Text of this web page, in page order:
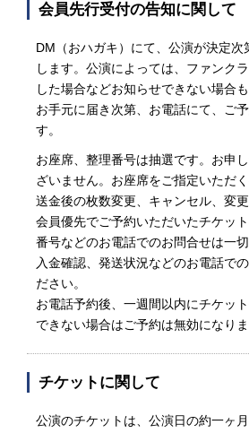
会員先行受付の告知に関して
DM（おハガキ）にて、公演が決定次
します。公演によっては、ファンク
した場合などお知らせできない場合
お手元に届き次第、お電話にて、ご
す。
お座席、整理番号は抽選です。お申
ざいません。お座席をご指定いただく
送金後の枚数変更、キャンセル、変
会員優先でご予約いただいたチケッ
番号などのお電話でのお問合せは一
入金確認、発送状況などのお電話で
ださい。
お電話予約後、一週間以内にチケッ
できない場合はご予約は無効になりま
チケットに関して
公演のチケットは、公演日の約一ヶ